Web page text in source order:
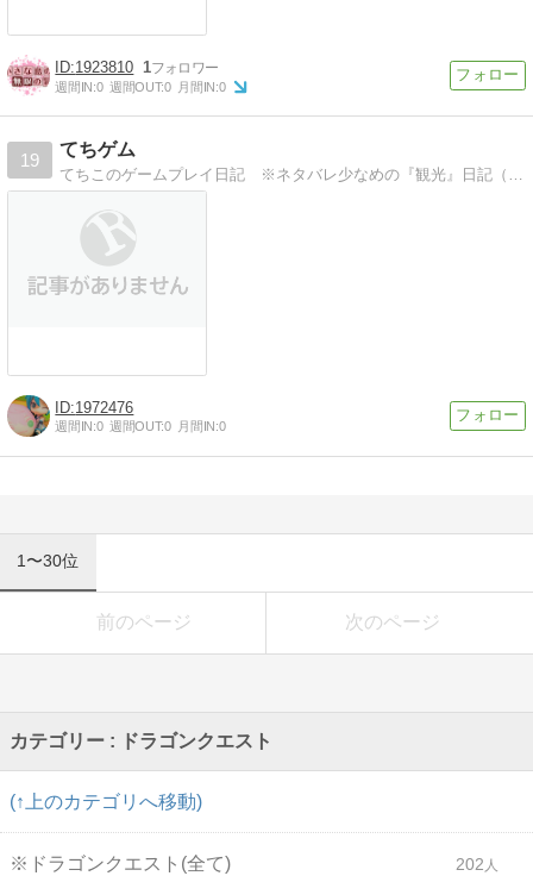
1923810 1
週間IN:0 週間OUT:0 月間IN:0
19
てちゲム
てちこのゲームプレイ日記 ※ネタバレ少なめの『観光』日記（DQ11・FF15・初音ミクFT・戦ヴァル4・ルルア・あんスタ）手帳関連の記事もあります
1972476
週間IN:0 週間OUT:0 月間IN:0
1〜30位
前のページ 次のページ
カテゴリー : ドラゴンクエスト
(↑上のカテゴリへ移動)
※ドラゴンクエスト(全て) 202